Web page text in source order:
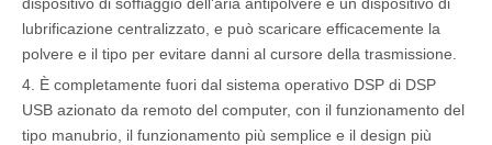
lubrificazione centralizzato, e può scaricare efficacemente la
polvere e il tipo per evitare danni al cursore della trasmissione.
4. È completamente fuori dal sistema operativo DSP di DSP
USB azionato da remoto del computer, con il funzionamento del
tipo manubrio, il funzionamento più semplice e il design più